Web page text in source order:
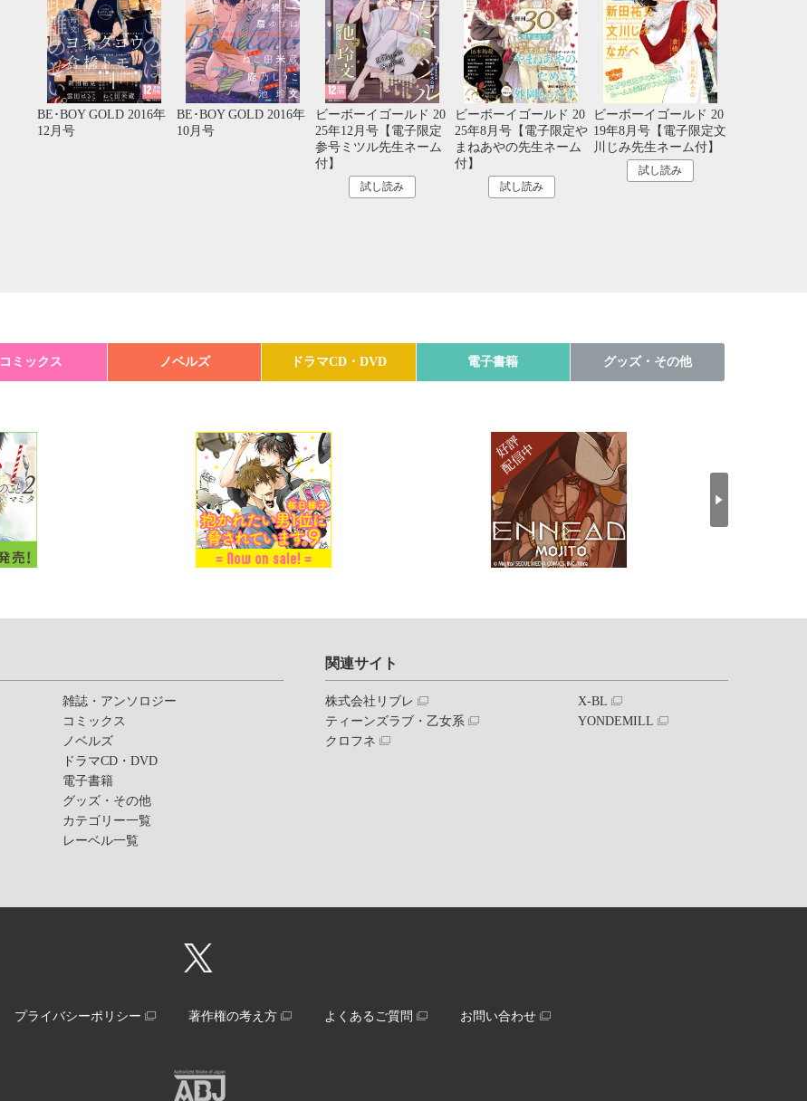
BE･BOY GOLD 2016年
12月号
BE･BOY GOLD 2016年
10月号
ビーボーイゴールド 20
25年12月号【電子限定
参号ミツル先生ネーム
付】
試し読み
ビーボーイゴールド 20
25年8月号【電子限定や
まねあやの先生ネーム
付】
試し読み
ビーボーイゴールド 20
19年8月号【電子限定文
川じみ先生ネーム付】
試し読み
コミックス ノベルズ ドラマCD・DVD 電子書籍 グッズ・その他
雑誌・アンソロジー
コミックス
ノベルズ
ドラマCD・DVD
電子書籍
グッズ・その他
カテゴリー一覧
レーベル一覧
関連サイト
株式会社リブレ
ティーンズラブ・乙女系
クロフネ
X-BL
YONDEMILL
プライバシーポリシー 著作権の考え方 よくあるご質問 お問い合わせ